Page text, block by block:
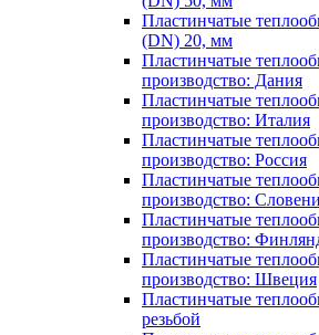
Пластинчатые
(DN) 20, мм
Пластинчатые
производство: Дания
Пластинчатые
производство: Италия
Пластинчатые
производство: Россия
Пластинчатые
производство:
Пластинчатые
производство:
Пластинчатые
производство: Швеция
Пластинчатые
резьбой